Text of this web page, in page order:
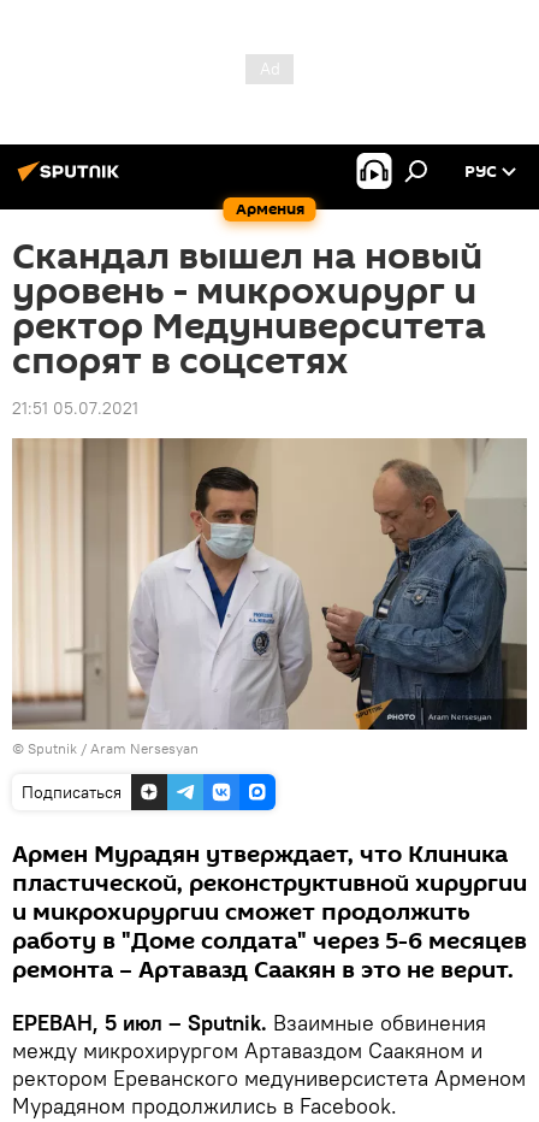
Армения
РУС
Скандал вышел на новый
уровень - микрохирург и
ректор Медуниверситета
спорят в соцсетях
21:51 05.07.2021
© Sputnik / Aram Nersesyan
Подписаться
Армен Мурадян утверждает, что Клиника
пластической, реконструктивной хирургии
и микрохирургии сможет продолжить
работу в "Доме солдата" через 5-6 месяцев
ремонта – Артавазд Саакян в это не верит.
ЕРЕВАН, 5 июл – Sputnik․ Взаимные обвинения
между микрохирургом Артаваздом Саакяном и
ректором Ереванского медуниверсистета Арменом
Мурадяном продолжились в Facebook.